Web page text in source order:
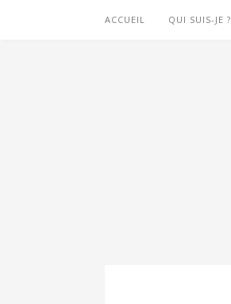
ACCUEIL QUI SUIS-JE ?